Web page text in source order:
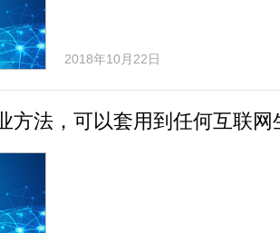
2018年10月22日
方法，可以套用到任何互联网